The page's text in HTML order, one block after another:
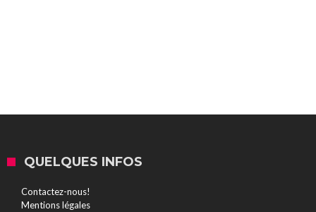
QUELQUES INFOS
Contactez-nous!
Mentions légales